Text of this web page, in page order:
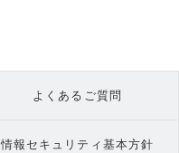
よくあるご質問
情報セキュリティ基本方針